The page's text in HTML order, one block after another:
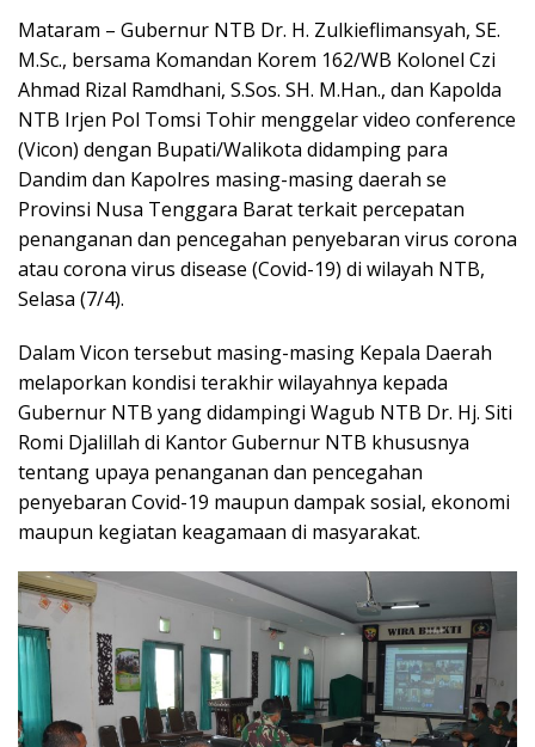
Mataram – Gubernur NTB Dr. H. Zulkieflimansyah, SE.
M.Sc., bersama Komandan Korem 162/WB Kolonel Czi
Ahmad Rizal Ramdhani, S.Sos. SH. M.Han., dan Kapolda
NTB Irjen Pol Tomsi Tohir menggelar video conference
(Vicon) dengan Bupati/Walikota didamping para
Dandim dan Kapolres masing-masing daerah se
Provinsi Nusa Tenggara Barat terkait percepatan
penanganan dan pencegahan penyebaran virus corona
atau corona virus disease (Covid-19) di wilayah NTB,
Selasa (7/4).
Dalam Vicon tersebut masing-masing Kepala Daerah
melaporkan kondisi terakhir wilayahnya kepada
Gubernur NTB yang didampingi Wagub NTB Dr. Hj. Siti
Romi Djalillah di Kantor Gubernur NTB khususnya
tentang upaya penanganan dan pencegahan
penyebaran Covid-19 maupun dampak sosial, ekonomi
maupun kegiatan keagamaan di masyarakat.